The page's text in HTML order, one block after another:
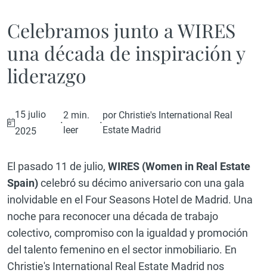
Celebramos junto a WIRES
una década de inspiración y
liderazgo
15 julio
2025
·
2 min.
leer
·
por Christie's International Real
Estate Madrid
El pasado 11 de julio, WIRES (Women in Real Estate
Spain)celebró su décimo aniversario con una gala
inolvidable en el Four Seasons Hotel de Madrid. Una
noche para reconocer una década de trabajo
colectivo, compromiso con la igualdad y promoción
del talento femenino en el sector inmobiliario. En
Christie's International Real Estate Madrid nos